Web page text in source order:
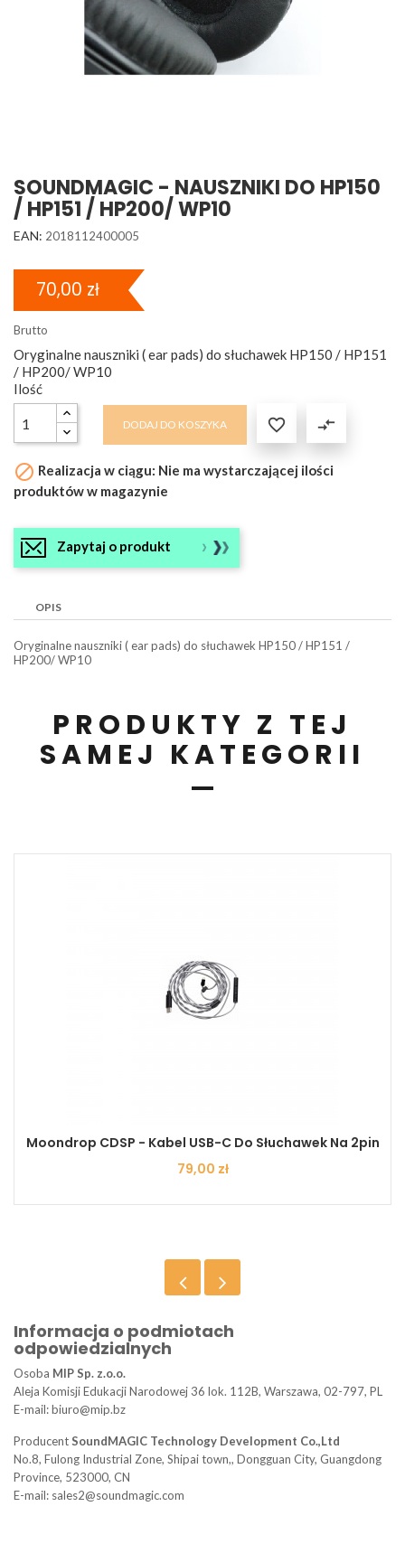
SOUNDMAGIC - NAUSZNIKI DO HP150
/ HP151 / HP200/ WP10
EAN: 2018112400005
70,00 zł
Brutto
Oryginalne nauszniki ( ear pads) do słuchawek HP150 / HP151
/ HP200/ WP10
Ilość
DODAJ DO KOSZYKA  compare_arrows
 Realizacja w ciągu: Nie ma wystarczającej ilości
produktów w magazynie
Zapytaj o produkt
OPIS
Oryginalne nauszniki ( ear pads) do słuchawek HP150 / HP151 /
HP200/ WP10
PRODUKTY Z TEJ
SAMEJ KATEGORII
Moondrop CDSP - Kabel USB-C Do Słuchawek Na 2pin
Cena
79,00 zł
Informacja o podmiotach
odpowiedzialnych
Osoba MIP Sp. z.o.o.
Aleja Komisji Edukacji Narodowej 36 lok. 112B, Warszawa, 02-797, PL
E-mail: biuro@mip.bz
ProducentSoundMAGIC Technology Development Co.,Ltd
No.8, Fulong Industrial Zone, Shipai town,, Dongguan City, Guangdong
Province, 523000, CN
E-mail: sales2@soundmagic.com